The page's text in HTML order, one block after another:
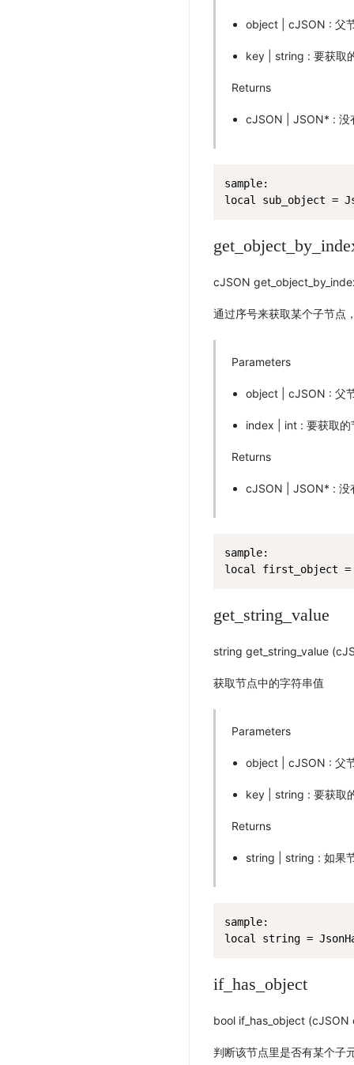
object | cJSON : 父
key | string : 要获取
Returns
cJSON | JSON* : 没
sample:
local sub_object =
cJSON
通过序号来获取某个子节点
Parameters
object | cJSON : 父
index | int : 要获取的
Returns
cJSON | JSON* : 没
sample:
local first_object =
get_string_value
string get_string_value
获取节点中的字符串值
Parameters
object | cJSON : 父
key | string : 要获取
Returns
string | string : 如果
sample:
local string =
if_has_object
bool if_has_object
判断该节点里是否有某个